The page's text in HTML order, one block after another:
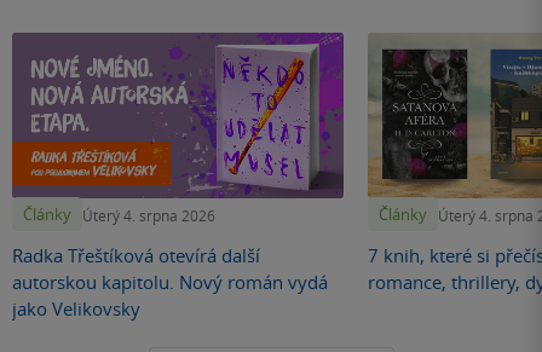
Články Úterý 4. srpna 2026
Radka Třeštíková otevírá další
autorskou kapitolu. Nový román vydá
jako Velikovsky
Články Úterý 4. srpna
7 knih, které si
romance, thrillery,